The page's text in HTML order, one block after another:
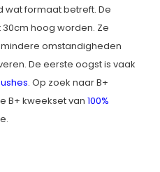
wat formaat betreft. De
hoog worden. Ze
omstandigheden
De eerste oogst is vaak
. Op zoek naar B+
B+ kweekset van100%